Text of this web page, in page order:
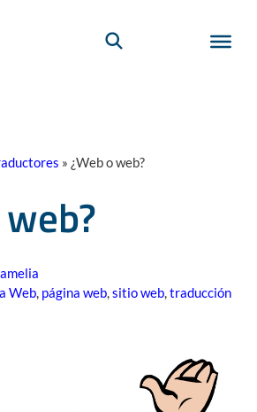
» ¿Web o web?
amelia
Web, página web,sitio web,traducción